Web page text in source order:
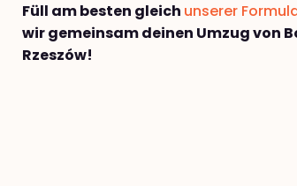
Füll am besten gleich unserer
wir gemeinsam deinen Umzug von
Rzeszów!